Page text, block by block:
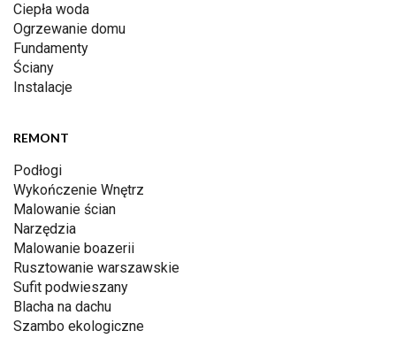
Ciepła woda
Ogrzewanie domu
Fundamenty
Ściany
Instalacje
REMONT
Podłogi
Wykończenie Wnętrz
Malowanie ścian
Narzędzia
Malowanie boazerii
Rusztowanie warszawskie
Sufit podwieszany
Blacha na dachu
Szambo ekologiczne